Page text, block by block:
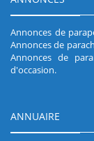
Annonces de
Annonces de
Annonces de
d'occasion.
ANNUAIRE